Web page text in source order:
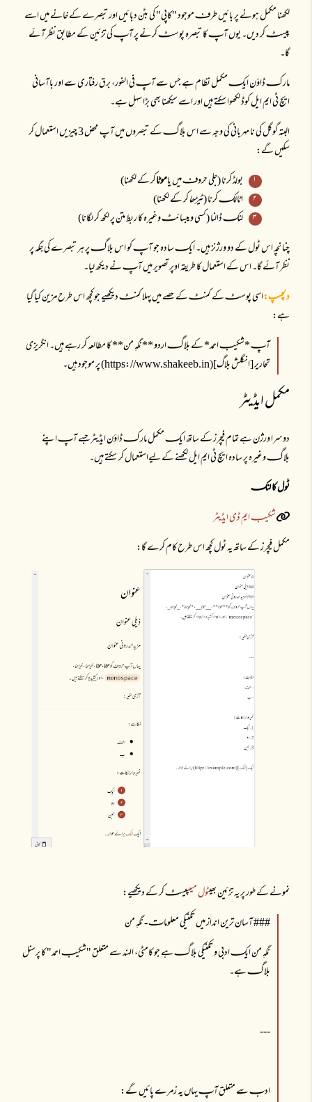
لکھنا مکمل ہونے پر بائیں طرفـ موجود "کاپی" کی بٹن دبائیں اور تبصرے کے خانے میں اسے
پیسٹـ کر دیں۔ یوں آپـ کا تبصرہ پوسٹـ کرنے پر آپـ کی تزئین کے مطابق نظر آئے
گا۔
مارکـ ڈاؤن ایکـ مکمل نظام ہے جس سے آپـ فی الفور، برق رفتاری سے اور باآسانی
ایچ ٹی ایم ایل کوڈ لکھوا سکتے ہیں اور اسے سیکھنا بھی بڑا سہل ہے۔
البتہ گوگل کی نا مہربانی کی وجہ سے اس بلاگـ کے تبصروں میں آپ محض 3 چیزیں استعمال کر
سکیں گے:
بولڈ کرنا (جلی حروفـ میں یاموٹاکر کے لکھنا)
اٹالکـ کرنا (ٹیڑھاکر کے لکھنا)
لنکـ ڈالنا (کسی ویبسائٹـ وغیرہ کا ربط متن پر لکھ کر لگانا)
چنانچہ اس ٹول کے دو ورژنز ہیں۔ ایکـ سادہ جو آپـ کو اس بلاگـ پر ہر تبصرے کی جگہ پر
نظر آئے گا۔ اس کے استعمال کا طریقہ اوپر تصویر میں آپـ نے دیکھ لیا۔
دلچسپ:اسی پوسٹـ کے کمنٹـ کے حصے میں پہلا کمنٹـ دیکھیے جو کچھ اس طرح مزین کیا گیا
ہے:
آپـ *شکیبـ احمد* کے بلاگـ اردو **نگہِ من** کا مطالعہ کر رہے ہیں۔ انگریزی
تحاریر [انگلش بلاگ](https://www.shakeeb.in) پر موجود ہیں۔
مکمل ایڈیٹر
دوسرا ورژن ہے تمام فیچرز کے ساتھ ایکـ مکمل مارکـ ڈاؤن ایڈیٹر جسے آپـ اپنے
بلاگـ وغیرہ پر سادہ ایچ ٹی ایم ایل لکھنے کے لیےاستعمال کر سکتے ہیں۔
ٹول کا لنکـ
شکیبـ ایم ڈی ایڈیٹر
مکمل فیچرز کے ساتھ یہ ٹول کچھ اس طرح کام کرے گا:
نمونے کے طور پر یہ تزئین بھیٹول میںپیسٹـ کر کے دیکھیے:
### آسان ترین انداز میں تکنیکی معلوماتـ - نگہِ من
نگہِ من ایکـ ادبی و تکنیکی بلاگـ ہے جو کامٹی، الہند سے متعلق "شکیبـ احمد" کا پرسنل
بلاگـ ہے۔
---
ادبـ سے متعلق آپـ یہاں یہ زمرے پائیں گے: